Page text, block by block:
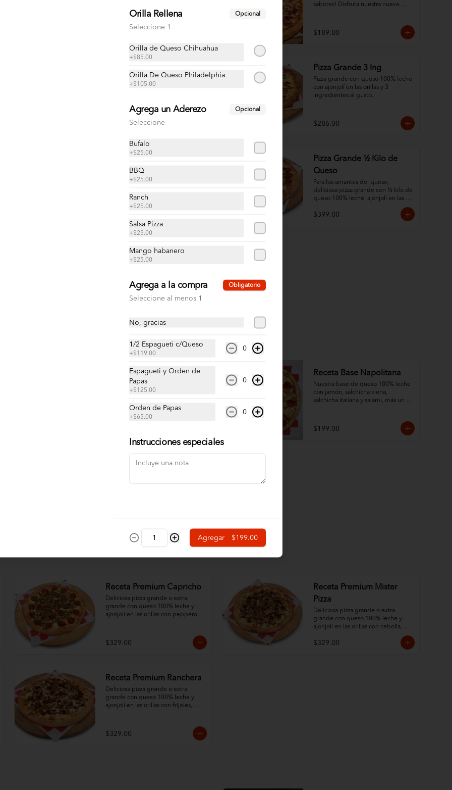
sabores! Disfruta nuestra nueva
de Carne y uno de mucho quesoo.
¡Variedad total por solo $189!
$189.00
Pizza grande con queso 100% leche
con ajonjolí en las orillas y 2
$237.00
Pizza Grande 3 Ing
Pizza grande con queso 100% leche
con ajonjolí en las orillas y 3
ingredientes al gusto.
$286.00
Pizza grande de queso 100% leche
con ajonjolí en las orillas
Pizza Grande ½ Kilo de
Queso
Para los amantes del queso,
deliciosa pizza grande con ½ kilo de
queso 100% leche, ajonjolí en las
orillas y dos ingredientes al gusto.
$399.00
Receta Base Mister Pizza
Disfruta de nuestra base de queso
100% leche, orillas con ajonjolí,
morrón, champiñón y chorizo. ¡Una
combinación que resalta el sabor de
Receta Base Napolitana
Nuestra base de queso 100% leche
con jamón, salchicha viena,
salchicha italiana y salami, más un
$199.00
Receta Premium Capricho
Deliciosa pizza grande o extra
grande con queso 100% leche y
ajonjolí en las orillas con pepperoni
$329.00
Receta Premium Mister
Pizza
Deliciosa pizza grande o extra
grande con queso 100% leche y
ajonjolí en las orillas con cebolla,
salchicha italiana, pimiento morrón,
champiñón y chorizo.
$329.00
Receta Premium Ranchera
Deliciosa pizza grande o extra
grande con queso 100% leche y
ajonjolí en las orillas con frijoles,
$329.00
Orilla Rellena Opcional
Seleccione 1
Orilla de Queso Chihuahua
+$85.00
Orilla De Queso Philadelphia
+$105.00
Agrega un Aderezo Opcional
Seleccione
Bufalo
+$25.00
BBQ
+$25.00
Ranch
+$25.00
Salsa Pizza
+$25.00
Mango habanero
+$25.00
Agrega a la compra Obligatorio
Seleccione al menos 1
No, gracias
1/2 Espagueti c/Queso
+$119.00
0
Espagueti y Orden de
Papas
+$125.00
0
Orden de Papas
+$65.00
0
Instrucciones especiales
Agregar $199.00